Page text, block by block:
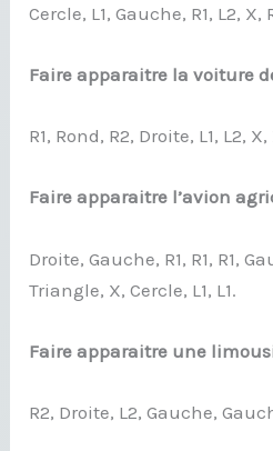
Cercle, L1, Gauche, R1, L2, X,
Faire apparaitre la voiture
R1, Rond, R2, Droite, L1, L2, X,
Faire apparaitre l’avion
Droite, Gauche, R1, R1, R1,
Triangle, X, Cercle, L1, L1.
Faire apparaitre une
R2, Droite, L2, Gauche,